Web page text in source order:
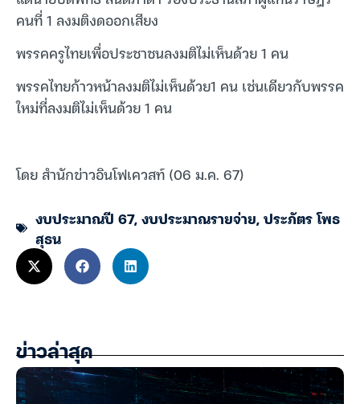
คนที่ 1 ลงมติงดออกเสียง
พรรคครูไทยเพื่อประชาชนลงมติไม่เห็นด้วย 1 คน
พรรคไทยก้าวหน้าลงมติไม่เห็นด้วย1 คน เช่นเดียวกับพรรค
ใหม่ที่ลงมติไม่เห็นด้วย 1 คน
โดย สำนักข่าวอินโฟเควสท์ (06 ม.ค. 67)
งบประมาณปี 67,งบประมาณรายจ่าย,ประภัตร โพธ
สุธน
ข่าวล่าสุด